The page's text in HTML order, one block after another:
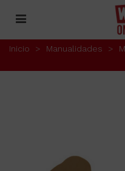
Inicio > Manualidades >